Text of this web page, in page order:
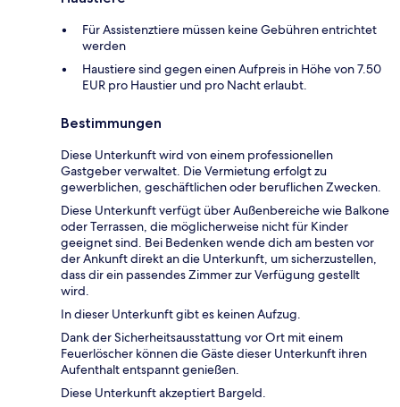
Für Assistenztiere müssen keine Gebühren entrichtet
werden
Haustiere sind gegen einen Aufpreis in Höhe von 7.50
EUR pro Haustier und pro Nacht erlaubt.
Bestimmungen
Diese Unterkunft wird von einem professionellen
Gastgeber verwaltet. Die Vermietung erfolgt zu
gewerblichen, geschäftlichen oder beruflichen Zwecken.
Diese Unterkunft verfügt über Außenbereiche wie Balkone
oder Terrassen, die möglicherweise nicht für Kinder
geeignet sind. Bei Bedenken wende dich am besten vor
der Ankunft direkt an die Unterkunft, um sicherzustellen,
dass dir ein passendes Zimmer zur Verfügung gestellt
wird.
In dieser Unterkunft gibt es keinen Aufzug.
Dank der Sicherheitsausstattung vor Ort mit einem
Feuerlöscher können die Gäste dieser Unterkunft ihren
Aufenthalt entspannt genießen.
Diese Unterkunft akzeptiert Bargeld.